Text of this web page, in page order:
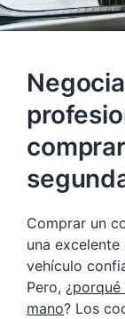
Comprar un
una
vehículo
Pero, ¿porqué
mano? Los